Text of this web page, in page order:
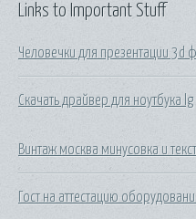
Links to Important Stuff
Человечки для презентации 3d
Скачать драйвер для ноутбука lg
Винтаж москва минусовка и
Гост на аттестацию